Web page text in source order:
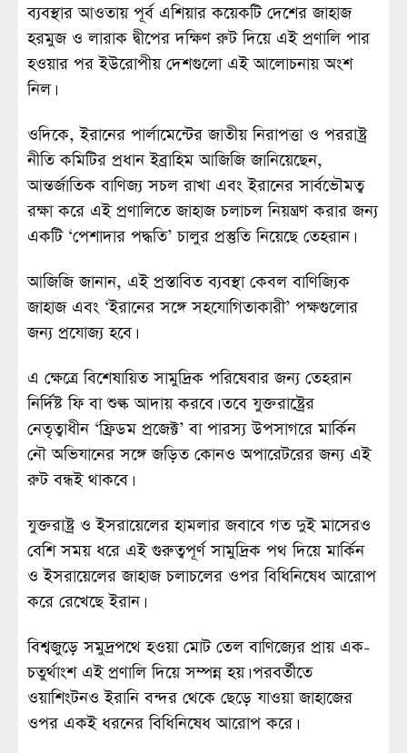
ব্যবস্থার আওতায় পূর্ব এশিয়ার কয়েকটি দেশের জাহাজ
হরমুজ ও লারাক দ্বীপের দক্ষিণ রুট দিয়ে এই প্রণালি পার
হওয়ার পর ইউরোপীয় দেশগুলো এই আলোচনায় অংশ
নিল।
ওদিকে, ইরানের পার্লামেন্টের জাতীয় নিরাপত্তা ও পররাষ্ট্র
নীতি কমিটির প্রধান ইব্রাহিম আজিজি জানিয়েছেন,
আন্তর্জাতিক বাণিজ্য সচল রাখা এবং ইরানের সার্বভৌমত্ব
রক্ষা করে এই প্রণালিতে জাহাজ চলাচল নিয়ন্ত্রণ করার জন্য
একটি ‘পেশাদার পদ্ধতি’ চালুর প্রস্তুতি নিয়েছে তেহরান।
আজিজি জানান, এই প্রস্তাবিত ব্যবস্থা কেবল বাণিজ্যিক
জাহাজ এবং ‘ইরানের সঙ্গে সহযোগিতাকারী’ পক্ষগুলোর
জন্য প্রযোজ্য হবে।
এ ক্ষেত্রে বিশেষায়িত সামুদ্রিক পরিষেবার জন্য তেহরান
নির্দিষ্ট ফি বা শুল্ক আদায় করবে। তবে যুক্তরাষ্ট্রের
নেতৃত্বাধীন ‘ফ্রিডম প্রজেক্ট’ বা পারস্য উপসাগরে মার্কিন
নৌ অভিযানের সঙ্গে জড়িত কোনও অপারেটরের জন্য এই
রুট বন্ধই থাকবে।
যুক্তরাষ্ট্র ও ইসরায়েলের হামলার জবাবে গত দুই মাসেরও
বেশি সময় ধরে এই গুরুত্বপূর্ণ সামুদ্রিক পথ দিয়ে মার্কিন
ও ইসরায়েলের জাহাজ চলাচলের ওপর বিধিনিষেধ আরোপ
করে রেখেছে ইরান।
বিশ্বজুড়ে সমুদ্রপথে হওয়া মোট তেল বাণিজ্যের প্রায় এক-
চতুর্থাংশ এই প্রণালি দিয়ে সম্পন্ন হয়। পরবর্তীতে
ওয়াশিংটনও ইরানি বন্দর থেকে ছেড়ে যাওয়া জাহাজের
ওপর একই ধরনের বিধিনিষেধ আরোপ করে।